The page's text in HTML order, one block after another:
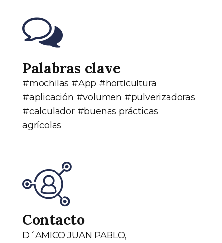
Palabras clave
#mochilas #App #horticultura
#aplicación #volumen #pulverizadoras
#calculador #buenas prácticas
agrícolas
Contacto
D´AMICO JUAN PABLO,